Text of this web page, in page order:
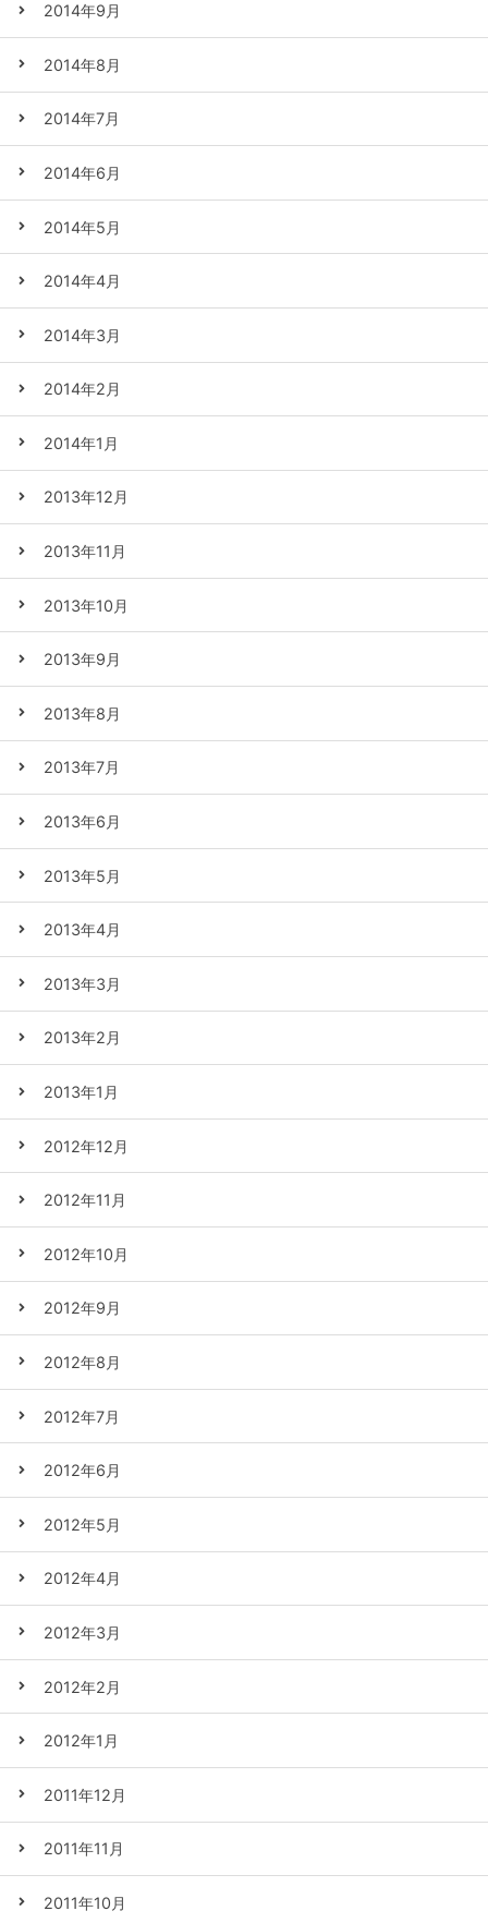
2014年9月
2014年8月
2014年7月
2014年6月
2014年5月
2014年4月
2014年3月
2014年2月
2014年1月
2013年12月
2013年11月
2013年10月
2013年9月
2013年8月
2013年7月
2013年6月
2013年5月
2013年4月
2013年3月
2013年2月
2013年1月
2012年12月
2012年11月
2012年10月
2012年9月
2012年8月
2012年7月
2012年6月
2012年5月
2012年4月
2012年3月
2012年2月
2012年1月
2011年12月
2011年11月
2011年10月